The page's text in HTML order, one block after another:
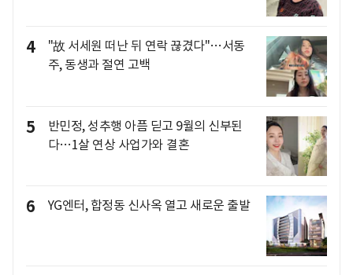
4
"故 서세원 떠난 뒤 연락 끊겼다"…서동
주, 동생과 절연 고백
5
반민정, 성추행 아픔 딛고 9월의 신부된
다…1살 연상 사업가와 결혼
6 YG엔터, 합정동 신사옥 열고 새로운 출발